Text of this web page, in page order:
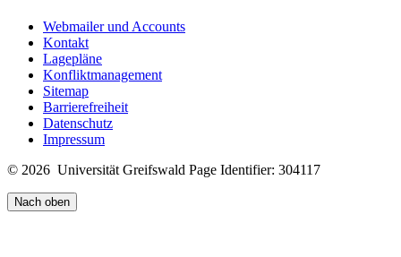
Webmailer und Accounts
Kontakt
Lagepläne
Konfliktmanagement
Sitemap
Barrierefreiheit
Datenschutz
Impressum
© 2026 Universität Greifswald Page Identifier: 304117
Nach oben